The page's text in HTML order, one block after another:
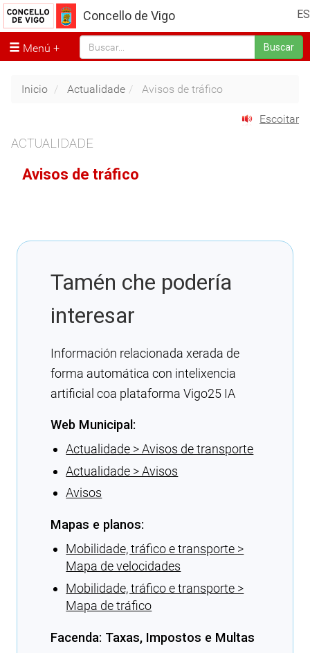
ES
Concello de Vigo
Menú Buscar
Inicio Actualidade Avisos de tráfico
Escoitar
ACTUALIDADE
Avisos de tráfico
Tamén che podería
interesar
Información relacionada xerada de
forma automática con intelixencia
artificial coa plataforma Vigo25 IA
Web Municipal:
Actualidade > Avisos de transporte
Actualidade > Avisos
Avisos
Mapas e planos:
Mobilidade, tráfico e transporte >
Mapa de velocidades
Mobilidade, tráfico e transporte >
Mapa de tráfico
Facenda: Taxas, Impostos e Multas